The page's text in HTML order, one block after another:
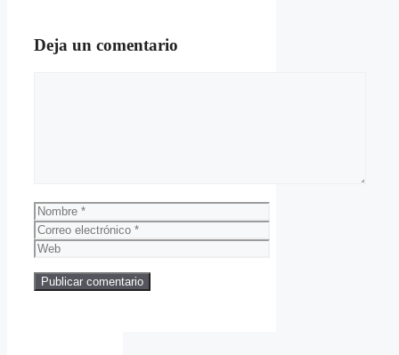
Deja un comentario
Nombre
Correo
electrónico
Web